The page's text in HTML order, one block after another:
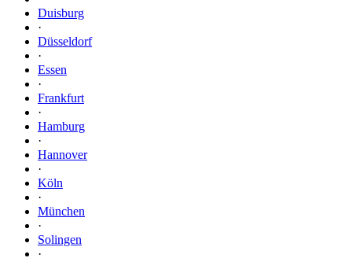
Duisburg
·
Düsseldorf
·
Essen
·
Frankfurt
·
Hamburg
·
Hannover
·
Köln
·
München
·
Solingen
·